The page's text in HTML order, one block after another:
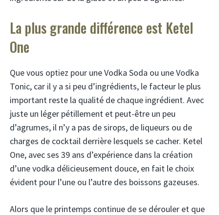
La plus grande différence est Ketel
One
Que vous optiez pour une Vodka Soda ou une Vodka
Tonic, car il y a si peu d’ingrédients, le facteur le plus
important reste la qualité de chaque ingrédient. Avec
juste un léger pétillement et peut-être un peu
d’agrumes, il n’y a pas de sirops, de liqueurs ou de
charges de cocktail derrière lesquels se cacher. Ketel
One, avec ses 39 ans d’expérience dans la création
d’une vodka délicieusement douce, en fait le choix
évident pour l’une ou l’autre des boissons gazeuses.
Alors que le printemps continue de se dérouler et que